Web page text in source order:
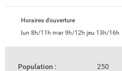
Horaires d'ouverture
lun 8h/11h mar 9h/12h jeu 13h/16h
Population : 250